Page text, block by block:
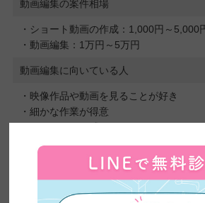
動画編集の案件相場
・ショート動画の作成：1,000円～5,000
・動画編集：1万円～5万円
動画編集に向いている人
・映像作品や動画を見ることが好き
・細かな作業が得意
⑥プログラミング
プログラミングは、コンピュータに指示を